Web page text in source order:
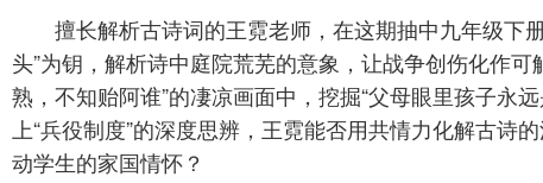
擅长解析古诗词的王霓老师，在这期抽中九年级下
头”为钥，解析诗中庭院荒芜的意象，让战争创伤化作
熟，不知贻阿谁”的凄凉画面中，挖掘“父母眼里孩子永
上“兵役制度”的深度思辨，王霓能否用共情力化解古诗
动学生的家国情怀？